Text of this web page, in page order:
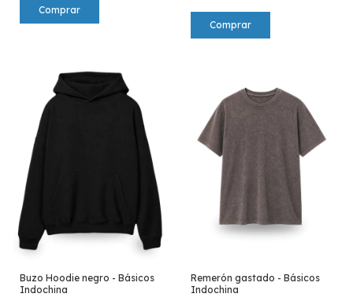
Comprar
Comprar
Buzo Hoodie negro - Básicos
Indochina
Remerón gastado - Básicos
Indochina